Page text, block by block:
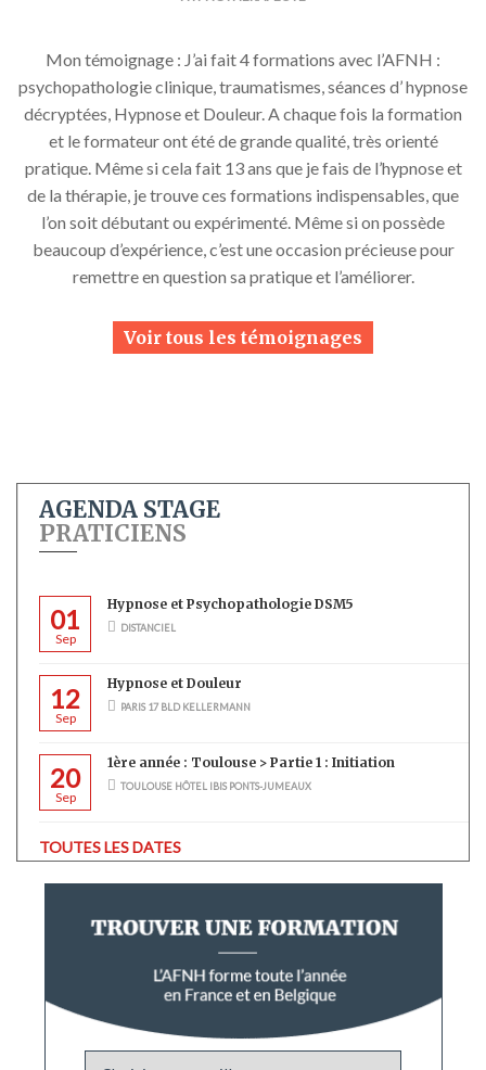
pour apprendre avec un professionnalisme et gentillesse un
grand nombre de techniques, et bien plus encore qui
trouveront leur application au quotidien dans ma pratique
professionnelle.
A recommander chaudement. Trauma avec Eve
Ces 2 jours de formation furent denses et passionnants : de
nombreux apprentissages sur les traumas, dispensé par une
formatrice de qualité qui m’ont permis de compléter une
multitude de notions pertinentes qui seront utiles en cabinet.
Voir tous les témoignages
AGENDA STAGE
PRATICIENS
01
Sep
Hypnose et Psychopathologie DSM5
DISTANCIEL
12
Sep
Hypnose et Douleur
PARIS 17 BLD KELLERMANN
20
Sep
1ère année : Toulouse > Partie 1 : Initiation
TOULOUSE HÔTEL IBIS PONTS-JUMEAUX
TOUTES LES DATES